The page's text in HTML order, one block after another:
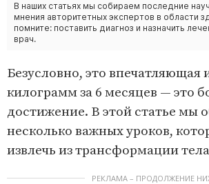
В наших статьях мы собираем последние
мнения авторитетных экспертов в области
помните: поставить диагноз и назначить
врач.
Безусловно, это впечатляющая
килограмм за 6 месяцев — это
достижение. В этой статье мы
несколько важных уроков,
извлечь из трансформации
РЕКЛАМА – ПРОДОЛЖЕНИЕ